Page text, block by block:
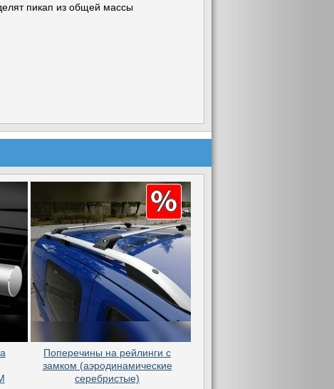
пикап из общей массы
Поперечины на рейлинги с
замком (аэродинамические
серебристые)